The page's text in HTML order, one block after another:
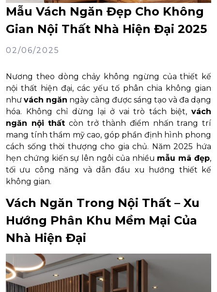
Mẫu Vách Ngăn Đẹp Cho Không
Gian Nội Thất Nhà Hiện Đại 2025
02/06/2025
Nương theo dòng chảy không ngừng của thiết kế
nội thất hiện đại, các yếu tố phân chia không gian
như vách ngăn ngày càng được sáng tạo và đa dạng
hóa. Không chỉ dừng lại ở vai trò tách biệt, vách
ngăn nội thất còn trở thành điểm nhấn trang trí
mang tính thẩm mỹ cao, góp phần định hình phong
cách sống thời thượng cho gia chủ. Năm 2025 hứa
hẹn chứng kiến sự lên ngôi của nhiều mẫu mã đẹp,
tối ưu công năng và dẫn đầu xu hướng thiết kế
không gian.
Vách Ngăn Trong Nội Thất – Xu
Hướng Phân Khu Mềm Mại Của
Nhà Hiện Đại